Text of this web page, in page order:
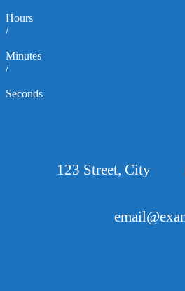
Hours
/
Minutes
/
Seconds
123 Street, City